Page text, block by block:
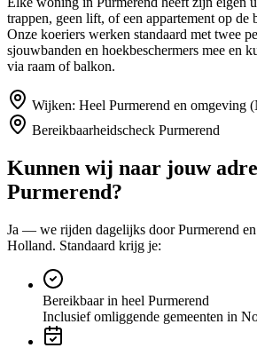
trappen, geen lift, of een appartement op de
Onze koeriers werken standaard met twee
sjouwbanden en hoekbeschermers mee en
via raam of balkon.
Wijken: Heel Purmerend en omgeving
Bereikbaarheidscheck Purmerend
Kunnen wij naar jouw
Purmerend?
Ja — we rijden dagelijks doorPurmerend
Holland. Standaard krijg je:
Bereikbaar in heel Purmerend
Inclusief omliggende gemeenten in